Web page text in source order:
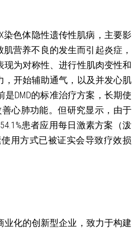
X染色体隐性遗传性肌病，主要影
营养不良的发生而引起炎症，
为对称性、进行性肌肉变性和
开始辅助通气，以及并发心肌
DMD的标准治疗方案，长期使
心肺功能。但研究显示，由于
患者应用每日激素方案（泼
用方式已被证实会导致疗效损
化的创新型企业，致力于构建